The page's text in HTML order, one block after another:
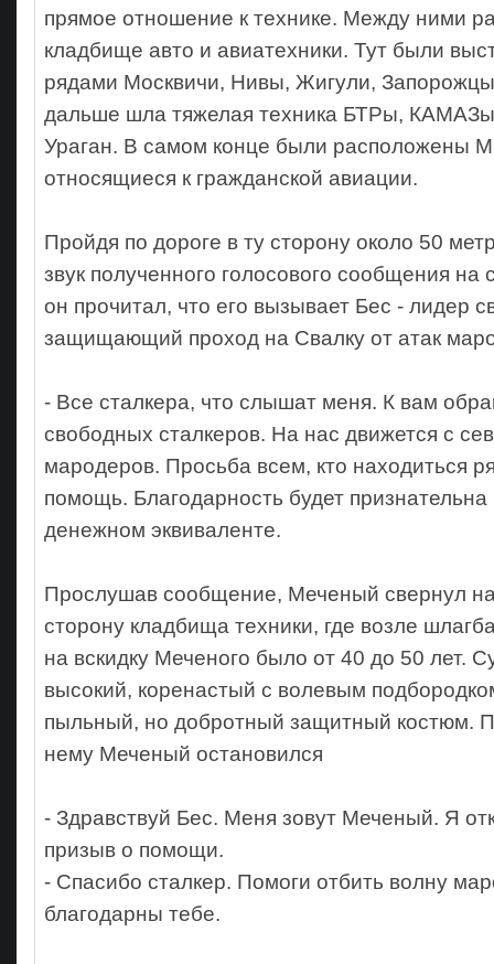
прямое отношение к технике. Между ними
кладбище авто и авиатехники. Тут были
рядами Москвичи, Нивы, Жигули,
дальше шла тяжелая техника БТРы,
Ураган. В самом конце были расположены
относящиеся к гражданской авиации.
Пройдя по дороге в ту сторону около 50
звук полученного голосового сообщения
он прочитал, что его вызывает Бес - лидер
защищающий проход на Свалку от атак
- Все сталкера, что слышат меня. К вам
свободных сталкеров. На нас движется с
мародеров. Просьба всем, кто находиться
помощь. Благодарность будет
денежном эквиваленте.
Прослушав сообщение, Меченый свернул
сторону кладбища техники, где возле
на вскидку Меченого было от 40 до 50 лет.
высокий, коренастый с волевым
пыльный, но добротный защитный костюм.
нему Меченый остановился
- Здравствуй Бес. Меня зовут Меченый. Я
призыв о помощи.
- Спасибо сталкер. Помоги отбить волну
благодарны тебе.